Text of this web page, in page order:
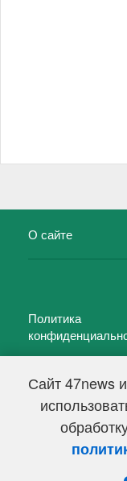
Сайт 47news
О сайте
Политика
47 новостей (47
Свидетельство о
Федеральной
информационных